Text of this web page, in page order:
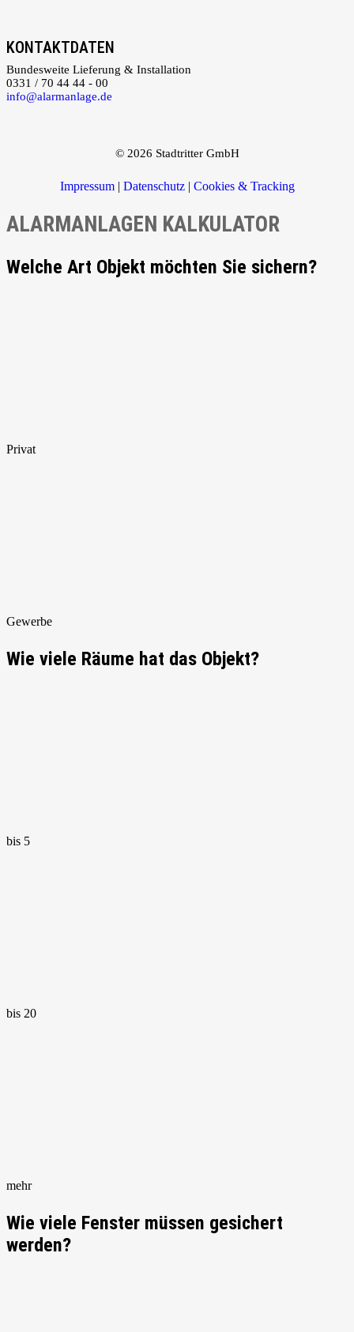
KONTAKTDATEN
Bundesweite Lieferung & Installation
0331 / 70 44 44 - 00
info@alarmanlage.de
© 2026 Stadtritter GmbH
Impressum| Datenschutz| Cookies & Tracking
ALARMANLAGEN KALKULATOR
Welche Art Objekt möchten Sie sichern?
Privat
Gewerbe
Wie viele Räume hat das Objekt?
bis 5
bis 20
mehr
Wie viele Fenster müssen gesichert
werden?